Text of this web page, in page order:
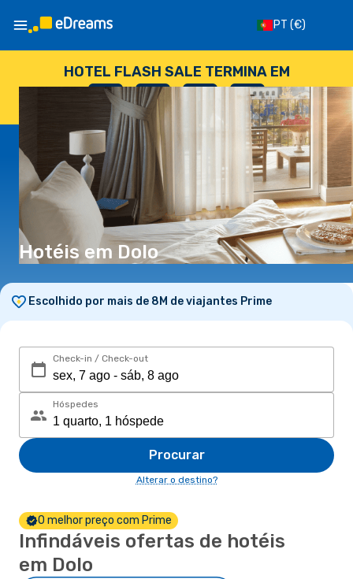
PT (€)
HOTEL FLASH SALE TERMINA EM
--
DIAS
: --
HORAS
: --
SEGUNDOS
Hotéis em Dolo
Escolhido por mais de 8M de viajantes Prime
Check-in / Check-out
Hóspedes
Procurar
Alterar o destino?
O melhor preço com Prime
Infindáveis ofertas de hotéis
em Dolo